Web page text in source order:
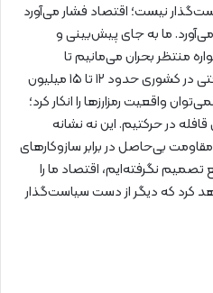
نیست؛ اقتصاد فشار می‌آورد
ما به جای پیش‌بینی و
منتظر بحران می‌مانیم تا
واقعیت‌ها به ما تحمیل شوند. وقتی در کشوری حدود ۱۲ تا ۱۵ میلیون
واقعیت رمزارزها را انکار کرد؛
قافله در حرکتیم. این نه نشانه‌
بی‌حاصل در برابر سازوکارهای
نگرفته‌ایم، اقتصاد ما را
کرد که دیگر از دست سیاست‌گذار